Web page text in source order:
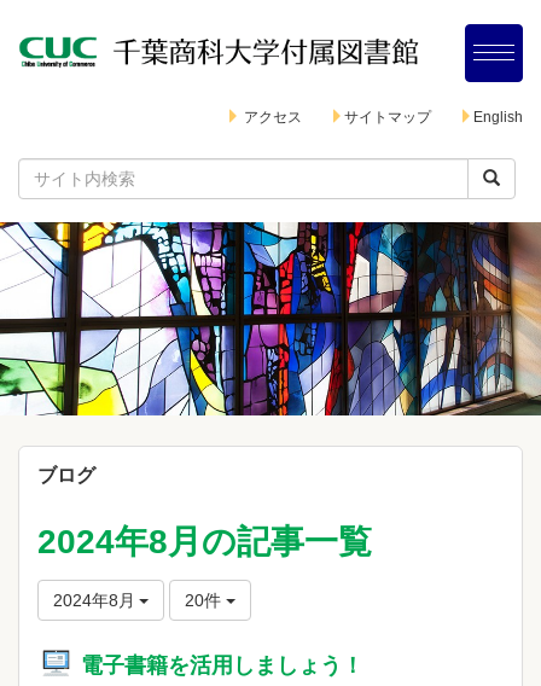
アクセス サイトマップ English
ブログ
2024年8月の記事一覧
2024年8月 20件
電子書籍を活用しましょう！